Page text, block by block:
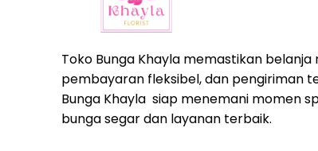
Toko Bunga Khayla memastikan belanja
pembayaran fleksibel, dan pengiriman
Bunga Khayla siap menemani momen
bunga segar dan layanan terbaik.